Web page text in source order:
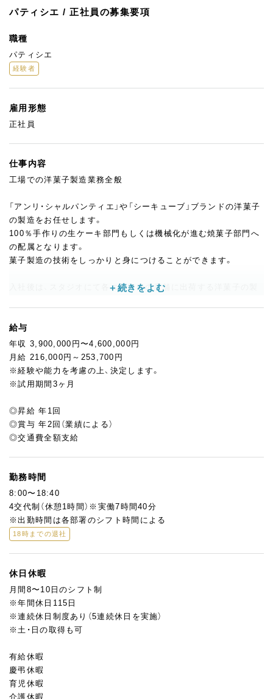
パティシエ / 正社員の募集要項
職種
パティシエ
経験者
雇用形態
正社員
仕事内容
工場での洋菓子製造業務全般
「アンリ・シャルパンティエ」や「シーキューブ」ブランドの洋菓子
の製造をお任せします。
100％手作りの生ケーキ部門もしくは機械化が進む焼菓子部門へ
の配属となります。
菓子製造の技術をしっかりと身につけることができます。
入社後は、スタジオにて各エリア内の店舗に出荷する洋菓子の製
でいます。しかし、シュゼットの使命は「お菓子で驚きと感動を与
えること」。生ケーキはすべて手作業でパティシエが心を込めて
仕上げを行います。自分の手がけたお菓子が多くのお客様に届く
のは、全国展開しているシュゼットだからこそ感じられるヤリガ
イです！
給与
年収 3,900,000円〜4,600,000円
月給 216,000円～253,700円
※経験や能力を考慮の上、決定します。
※試用期間3ヶ月
◎昇給 年1回
◎賞与 年2回（業績による）
◎交通費全額支給
勤務時間
8:00〜18:40
4交代制（休憩1時間）※実働7時間40分
※出勤時間は各部署のシフト時間による
18時までの退社
休日休暇
月間8〜10日のシフト制
※年間休日115日
※連続休日制度あり（5連続休日を実施）
※土・日の取得も可
有給休暇
慶弔休暇
育児休暇
介護休暇